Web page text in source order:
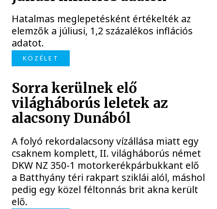
Hatalmas meglepetésként értékelték az
elemzők a júliusi, 1,2 százalékos inflációs
adatot.
KÖZÉLET
Sorra kerülnek elő
világháborús leletek az
alacsony Dunából
A folyó rekordalacsony vízállása miatt egy
csaknem komplett, II. világháborús német
DKW NZ 350-1 motorkerékpárbukkant elő
a Batthyány téri rakpart sziklái alól, máshol
pedig egy közel féltonnás brit akna került
elő.